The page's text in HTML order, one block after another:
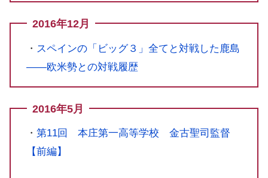
2016年12月
・ スペインの「ビッグ３」全てと対戦した鹿島
――欧米勢との対戦履歴
2016年5月
・ 第11回 本庄第一高等学校 金古聖司監督
【前編】